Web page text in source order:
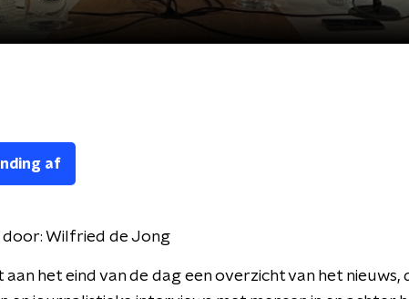
af
door: Wilfried de Jong
het eind van de dag een overzicht van het nieuws,